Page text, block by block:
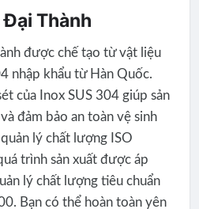
Thành
được chế tạo từ vật liệu
nhập khẩu từ Hàn Quốc.
của Inox SUS 304 giúp sản
đảm bảo an toàn vệ sinh
lý chất lượng ISO
trình sản xuất được áp
lý chất lượng tiêu chuẩn
Bạn có thể hoàn toàn yên